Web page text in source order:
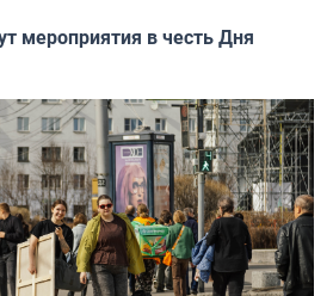
мероприятия в честь Дня